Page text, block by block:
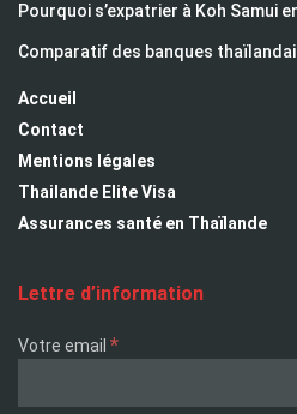
Pourquoi s’expatrier à Koh Samui
Comparatif des banques
Accueil
Contact
Mentions légales
Thailande Elite Visa
Assurances santé en Thaïlande
Lettre d’information
Votre email *